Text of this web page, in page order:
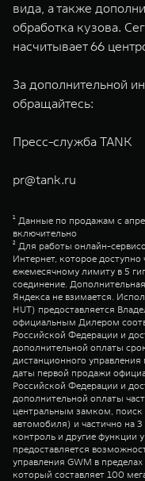
вида, а также
обработка кузова.
насчитывает 66
За дополнительной
обращайтесь:
Пресс-служба TANK
pr@tank.ru
¹ Данные по продажам с
включительно
² Для работы онлайн-
Интернет, которое
ежемесячному лимиту в 5
соединение.
Яндекса не взимается.
HUT) предоставляется
официальным Дилером
Российской Федерации и
дополнительной оплаты
дистанционного
даты первой продажи
Российской Федерации и
дополнительной оплаты
центральным замком,
автомобиля) и частично на
контроль и другие функции
предоставляется
управления GWM в
который составляет 100